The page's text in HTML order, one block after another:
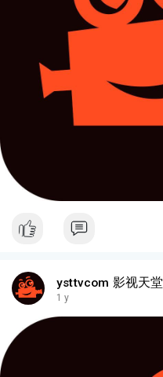
ysttvcom 影视天堂
1 y